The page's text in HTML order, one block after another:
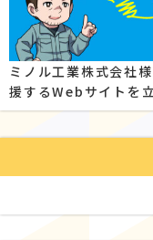
ミノル工業株式会社
援するWebサイトを